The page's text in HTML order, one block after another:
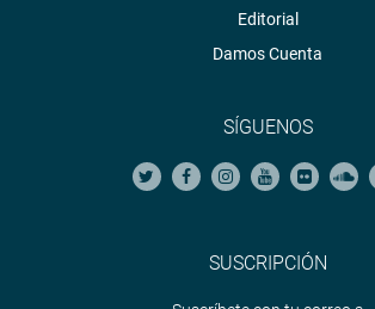
Editorial
Damos Cuenta
SÍGUENOS
SUSCRIPCIÓN